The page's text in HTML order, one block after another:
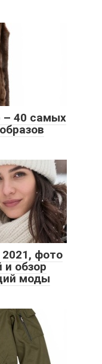
– 40 самых
фото
и обзор
моды